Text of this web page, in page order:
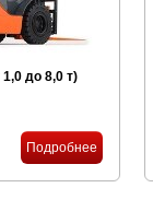
до 8,0 т)
Подробнее